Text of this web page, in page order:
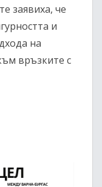
заявиха, че
и
на
връзките с